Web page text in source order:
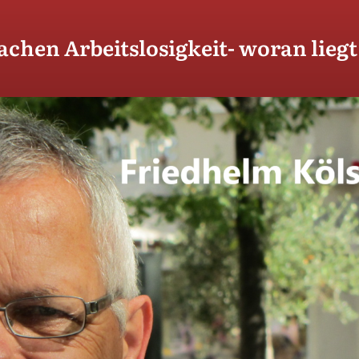
Arbeitslosigkeit- woran liegt